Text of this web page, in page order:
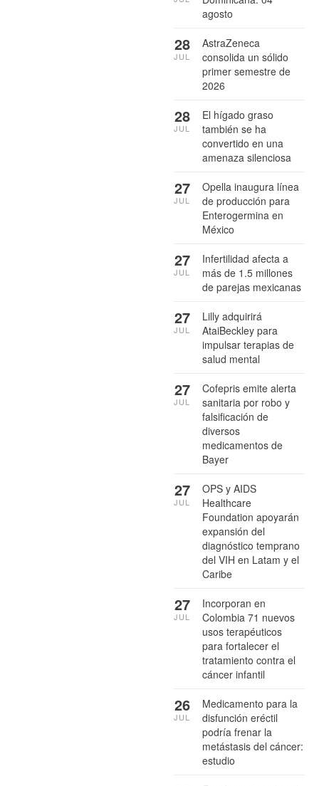
agosto
AstraZeneca
consolida un sólido
primer semestre de
2026
28
JUL
El hígado graso
también se ha
convertido en una
amenaza silenciosa
28
JUL
Opella inaugura línea
de producción para
Enterogermina en
México
27
JUL
Infertilidad afecta a
más de 1.5 millones
de parejas mexicanas
27
JUL
Lilly adquirirá
AtaiBeckley para
impulsar terapias de
salud mental
27
JUL
Cofepris emite alerta
sanitaria por robo y
falsificación de
diversos
medicamentos de
Bayer
27
JUL
OPS y AIDS
Healthcare
Foundation apoyarán
expansión del
diagnóstico temprano
del VIH en Latam y el
Caribe
27
JUL
Incorporan en
Colombia 71 nuevos
usos terapéuticos
para fortalecer el
tratamiento contra el
cáncer infantil
27
JUL
Medicamento para la
disfunción eréctil
podría frenar la
metástasis del cáncer:
estudio
26
JUL